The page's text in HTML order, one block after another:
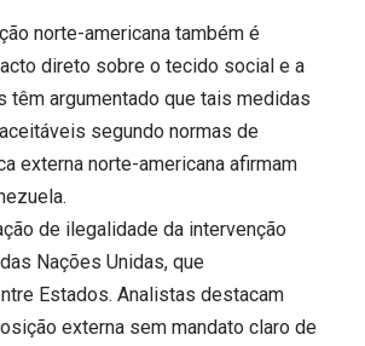
norte-americana também é
direto sobre o tecido social e a
argumentado que tais medidas
segundo normas de
externa norte-americana afirmam
de ilegalidade da intervenção
Nações Unidas, que
Estados. Analistas destacam
externa sem mandato claro de